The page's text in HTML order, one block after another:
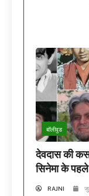
बॉलीवुड
देवदास की
सिनेमा के
RAJNI